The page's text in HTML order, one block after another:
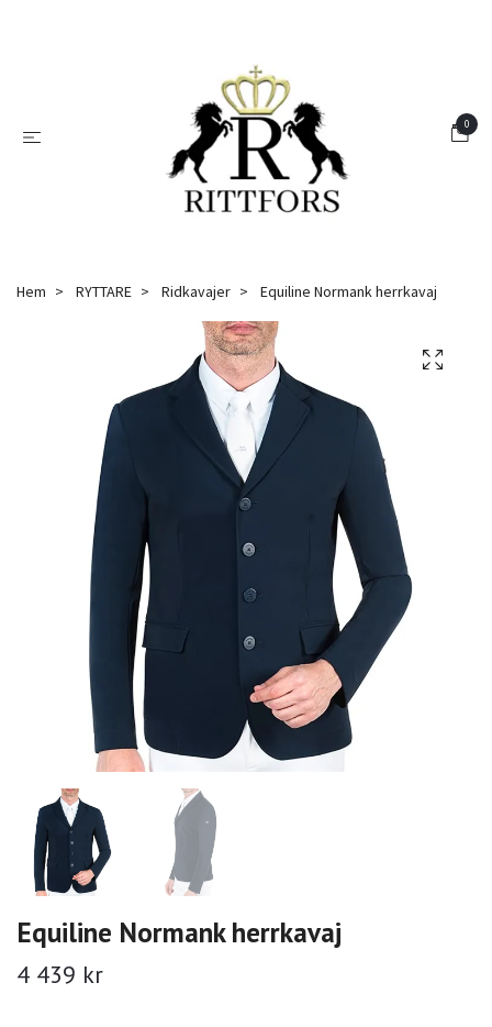
0
Hem RYTTARE Ridkavajer Equiline Normank herrkavaj
Equiline Normank herrkavaj
4 439 kr